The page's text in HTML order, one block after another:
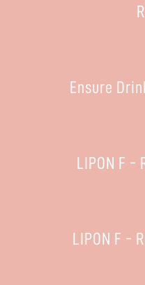
Ensure
LIPON F -
LIPON F -